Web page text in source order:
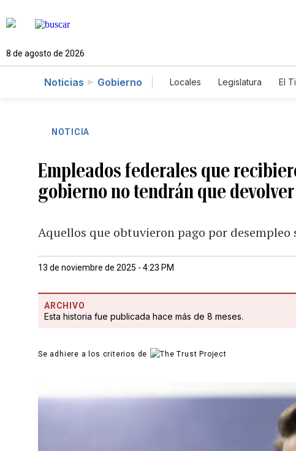
8 de agosto de 2026
Noticias Gobierno Locales Legislatura El
NOTICIA
Empleados federales que
gobierno no tendrán que
Aquellos que obtuvieron pago por
13 de noviembre de 2025 - 4:23 PM
ARCHIVO
Esta historia fue publicada hace más de 8 meses.
Se adhiere a los criterios de